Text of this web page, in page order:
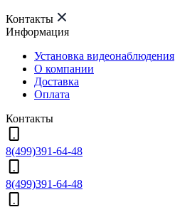
Контакты
Информация
Установка видеонаблюдения
О компании
Доставка
Оплата
Контакты
8(499)391-64-48
8(499)391-64-48